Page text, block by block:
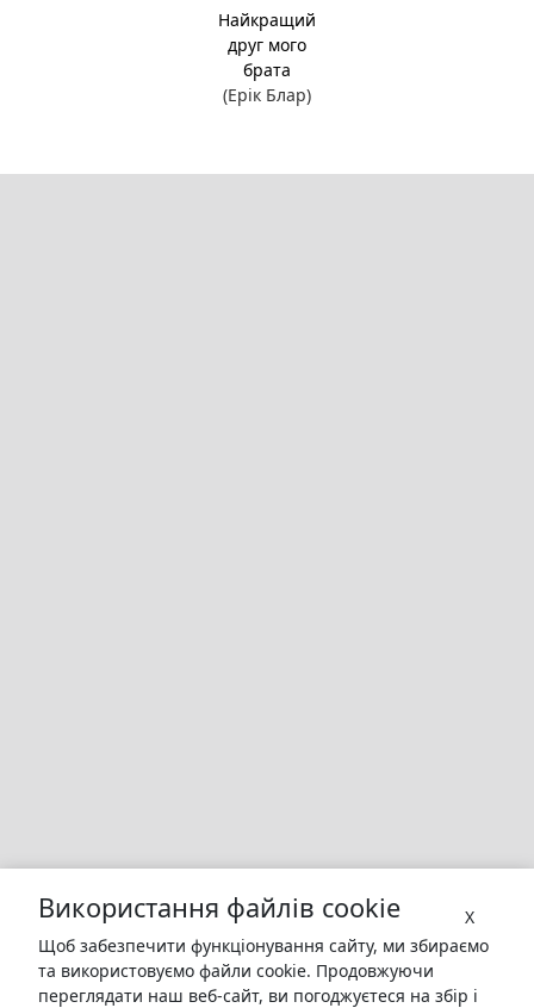
Найкращий
друг мого
брата
(Ерік Блар)
X
Використання файлів cookie
Щоб забезпечити функціонування сайту, ми збираємо
та використовуємо файли cookie. Продовжуючи
переглядати наш веб-сайт, ви погоджуєтеся на збір і